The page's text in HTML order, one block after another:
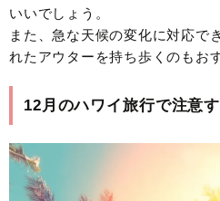
いいでしょう。
また、急な天候の変化に対応で
れたアウターを持ち歩くのもお
12月のハワイ旅行で注意